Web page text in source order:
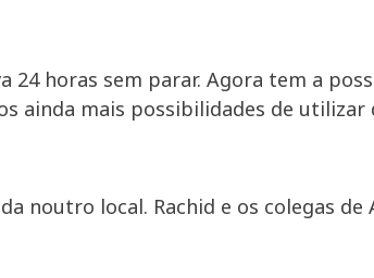
24 horas sem parar. Agora tem a
ainda mais possibilidades de utilizar
noutro local. Rachid e os colegas de